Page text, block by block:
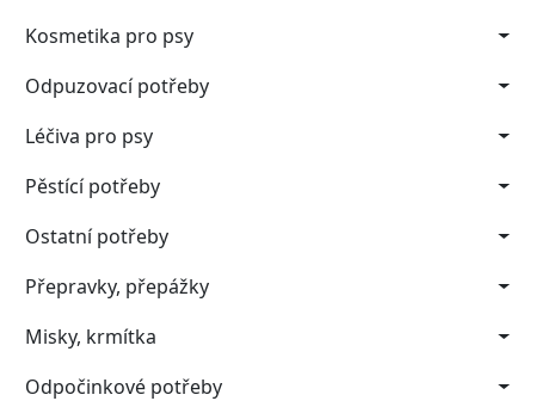
Kosmetika pro psy
Odpuzovací potřeby
Léčiva pro psy
Pěstící potřeby
Ostatní potřeby
Přepravky, přepážky
Misky, krmítka
Odpočinkové potřeby